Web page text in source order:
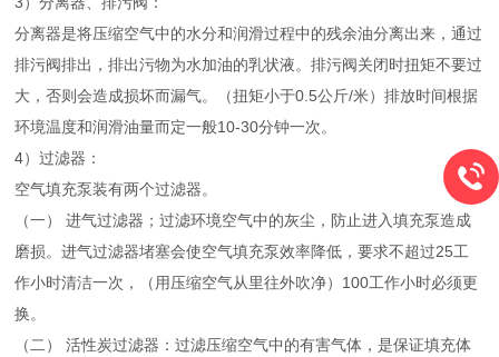
分离器是将压缩空气中的水分和润滑过程中的残余油分离出来，通过
排污阀排出，排出污物为水加油的乳状液。排污阀关闭时扭矩不要过
大，否则会造成损坏而漏气。（扭矩小于0.5公斤/米）排放时间根据
环境温度和润滑油量而定一般10-30分钟一次。
4）过滤器：
空气填充泵装有两个过滤器。
（一） 进气过滤器；过滤环境空气中的灰尘，防止进入填充泵造成
磨损。进气过滤器堵塞会使空气填充泵效率降低，要求不超过25工
作小时清洁一次，（用压缩空气从里往外吹净）100工作小时必须更
换。
（二） 活性炭过滤器：过滤压缩空气中的有害气体，是保证填充体